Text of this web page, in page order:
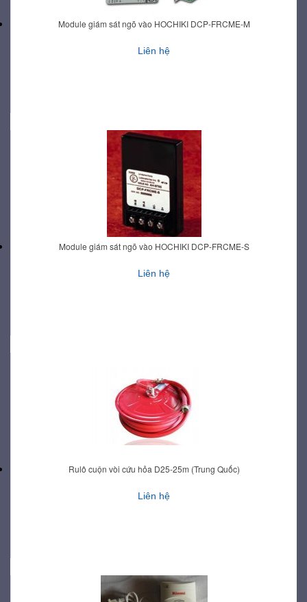
Module giám sát ngõ vào HOCHIKI DCP-FRCME-M
Liên hệ
Module giám sát ngõ vào HOCHIKI DCP-FRCME-S
Liên hệ
Rulô cuộn vòi cứu hỏa D25-25m (Trung Quốc)
Liên hệ